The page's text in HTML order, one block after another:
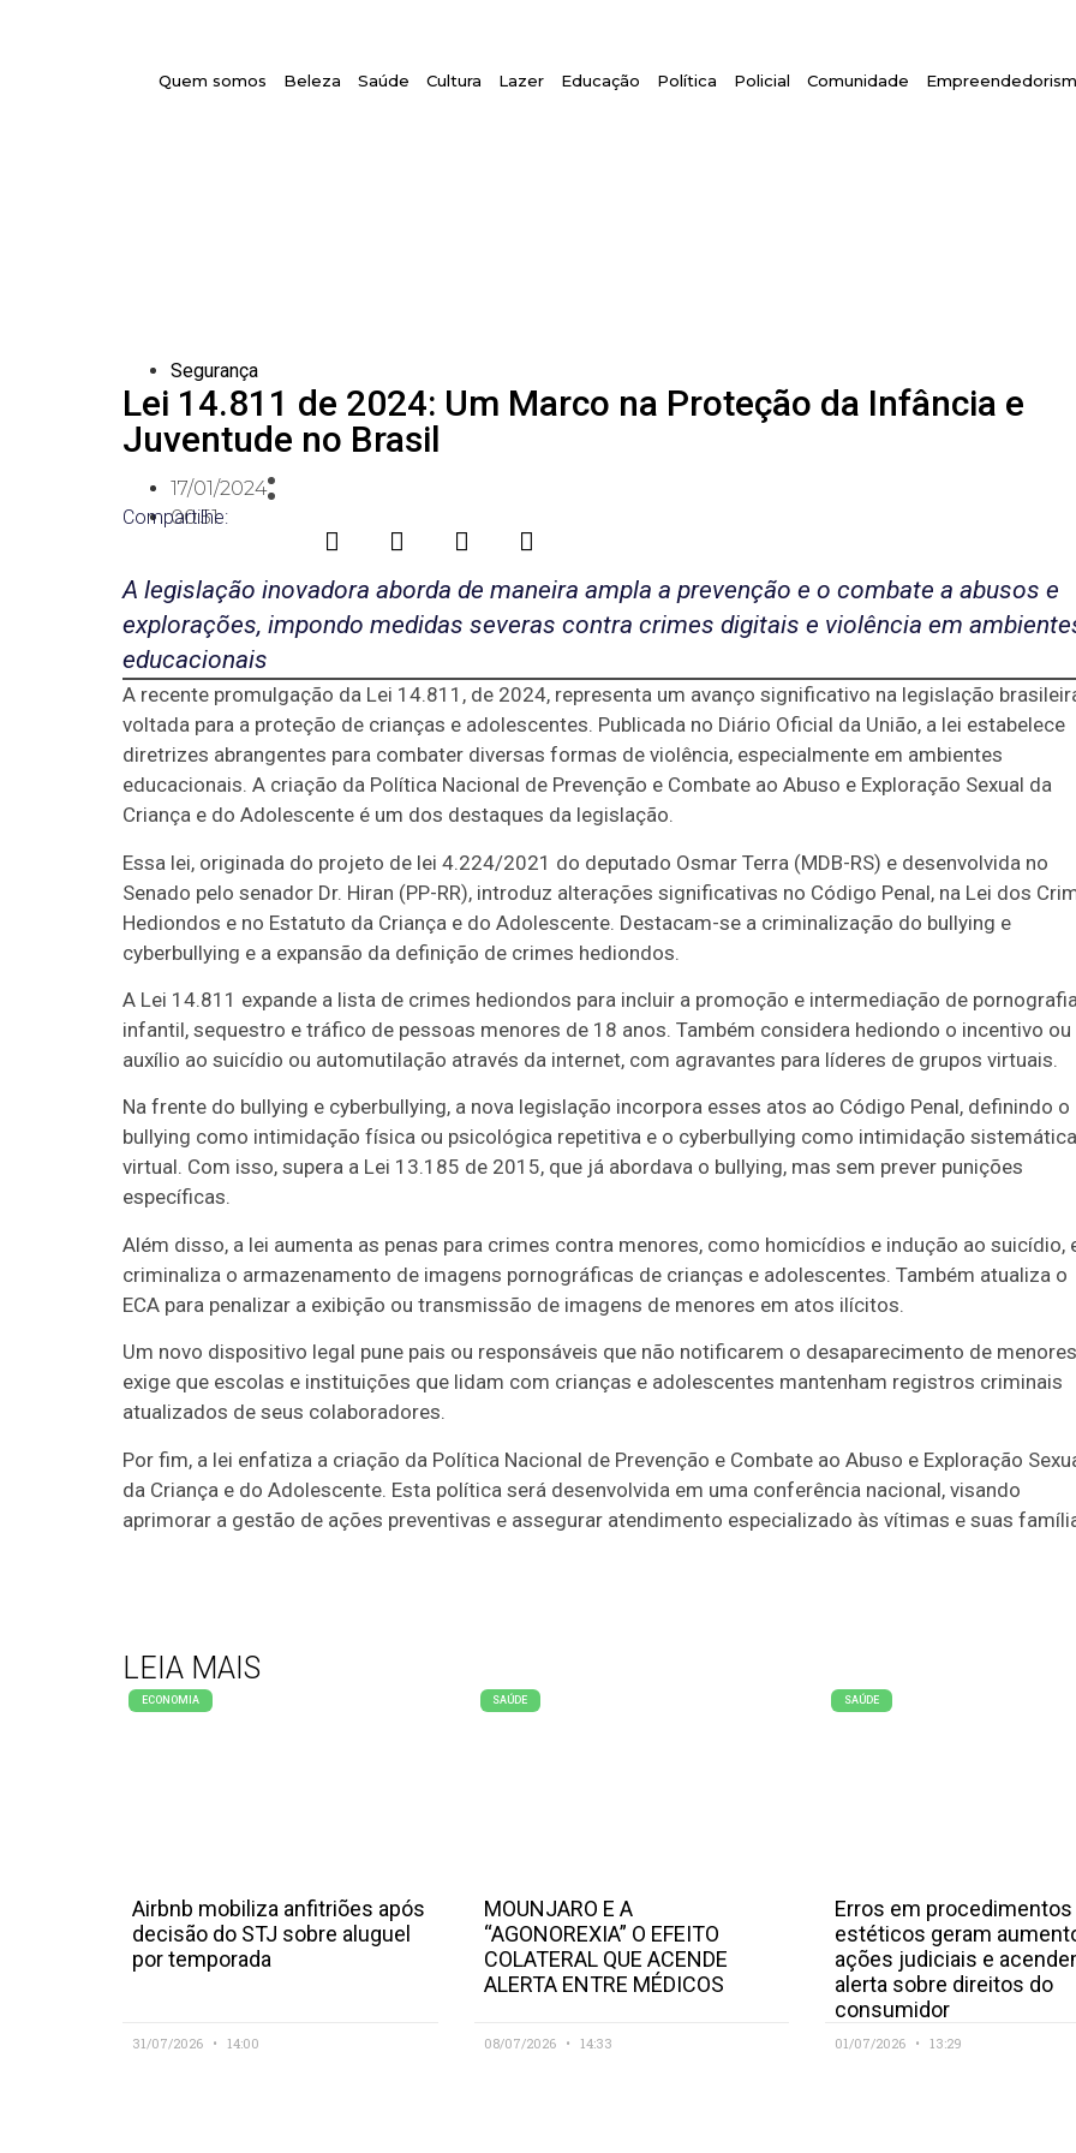
Quem somos Beleza Saúde Cultura Lazer Educação Política Policial Comunidade
Segurança
Lei 14.811 de 2024: Um Marco na Proteção da Infância e
Juventude no Brasil
17/01/2024
00:51
Compartilhe:
A legislação inovadora aborda de maneira ampla a prevenção e o combate a abusos e
explorações, impondo medidas severas contra crimes digitais e violência em
educacionais
A recente promulgação da Lei 14.811, de 2024, representa um avanço significativo na legislação
voltada para a proteção de crianças e adolescentes. Publicada no Diário Oficial da União, a lei estabelece
diretrizes abrangentes para combater diversas formas de violência, especialmente em ambientes
educacionais. A criação da Política Nacional de Prevenção e Combate ao Abuso e Exploração Sexual da
Criança e do Adolescente é um dos destaques da legislação.
Essa lei, originada do projeto de lei 4.224/2021 do deputado Osmar Terra (MDB-RS) e desenvolvida no
Senado pelo senador Dr. Hiran (PP-RR), introduz alterações significativas no Código Penal, na Lei dos
Hediondos e no Estatuto da Criança e do Adolescente. Destacam-se a criminalização do bullying e
cyberbullying e a expansão da definição de crimes hediondos.
A Lei 14.811 expande a lista de crimes hediondos para incluir a promoção e intermediação de pornografia
infantil, sequestro e tráfico de pessoas menores de 18 anos. Também considera hediondo o incentivo ou
auxílio ao suicídio ou automutilação através da internet, com agravantes para líderes de grupos virtuais.
Na frente do bullying e cyberbullying, a nova legislação incorpora esses atos ao Código Penal, definindo o
bullying como intimidação física ou psicológica repetitiva e o cyberbullying como intimidação sistemática
virtual. Com isso, supera a Lei 13.185 de 2015, que já abordava o bullying, mas sem prever punições
específicas.
Além disso, a lei aumenta as penas para crimes contra menores, como homicídios e indução ao suicídio,
criminaliza o armazenamento de imagens pornográficas de crianças e adolescentes. Também atualiza o
ECA para penalizar a exibição ou transmissão de imagens de menores em atos ilícitos.
Um novo dispositivo legal pune pais ou responsáveis que não notificarem o desaparecimento de
exige que escolas e instituições que lidam com crianças e adolescentes mantenham registros criminais
atualizados de seus colaboradores.
Por fim, a lei enfatiza a criação da Política Nacional de Prevenção e Combate ao Abuso e Exploração
da Criança e do Adolescente. Esta política será desenvolvida em uma conferência nacional, visando
aprimorar a gestão de ações preventivas e assegurar atendimento especializado às vítimas e suas
LEIA MAIS
ECONOMIA
Airbnb mobiliza anfitriões após
decisão do STJ sobre aluguel
por temporada
31/07/2026 14:00
SAÚDE
MOUNJARO E A
“AGONOREXIA” O EFEITO
COLATERAL QUE ACENDE
ALERTA ENTRE MÉDICOS
08/07/2026 14:33
SAÚDE
Erros em procedimentos
estéticos geram
ações judiciais e
alerta sobre direitos do
consumidor
01/07/2026 13:29